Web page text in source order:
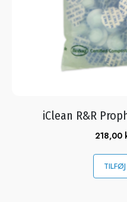
iClean R&R
218,00